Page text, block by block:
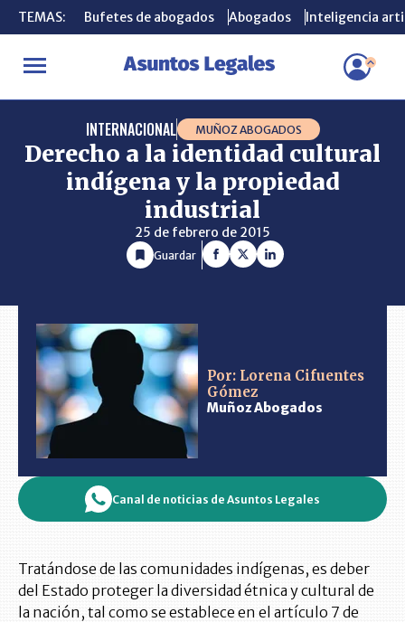
TEMAS: Bufetes de abogados Abogados Inteligencia
INICIO CONSULTORIO Derecho a la identidad cultural
TEMAS: Bufetes de abogados Abogados Inteligencia
INTERNACIONAL MUÑOZ ABOGADOS
Derecho a la identidad cultural
indígena y la propiedad
industrial
25 de febrero de 2015
Guardar
Por: Lorena Cifuentes
Gómez
Muñoz Abogados
Canal de noticias de Asuntos Legales
Tratándose de las comunidades indígenas, es deber
del Estado proteger la diversidad étnica y cultural de
la nación, tal como se establece en el artículo 7 de